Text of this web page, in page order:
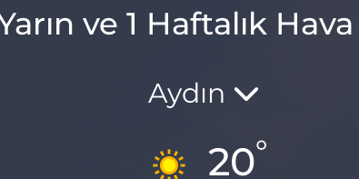
ve 1 Haftalık
Aydın
20°